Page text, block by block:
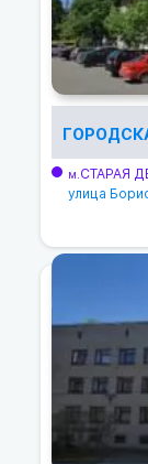
м.СТАРАЯ
улица